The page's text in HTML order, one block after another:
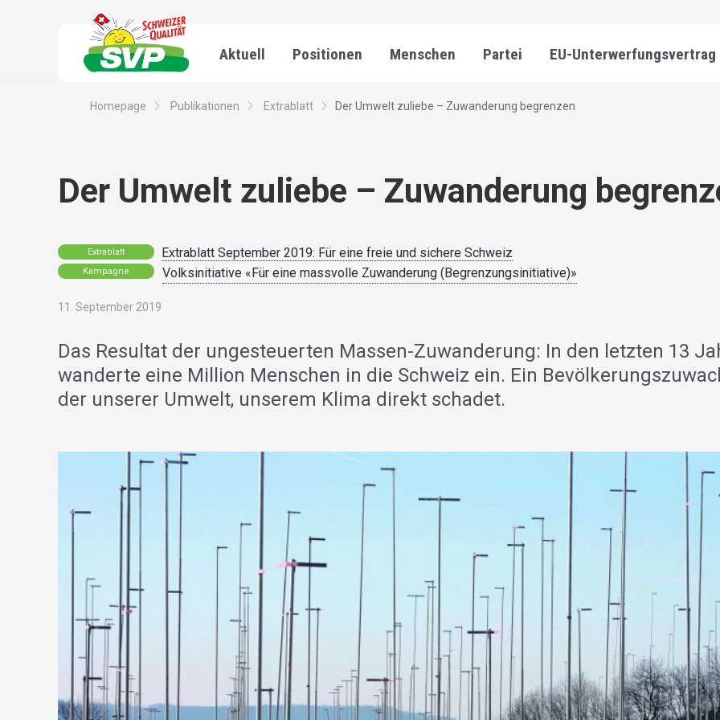
Aktuell Positionen Menschen Partei EU-Unterwerfungsvertrag
Homepage Publikationen Extrablatt Der Umwelt zuliebe – Zuwanderung begrenzen
Der Umwelt zuliebe – Zuwanderung
Extrablatt Extrablatt September 2019: Für eine freie und sichere Schweiz
Kampagne Volksinitiative «Für eine massvolle Zuwanderung (Begrenzungsinitiative)»
11. September 2019
Das Resultat der ungesteuerten Massen-Zuwanderung: In den letzten 13
wanderte eine Million Menschen in die Schweiz ein. Ein
der unserer Umwelt, unserem Klima direkt schadet.